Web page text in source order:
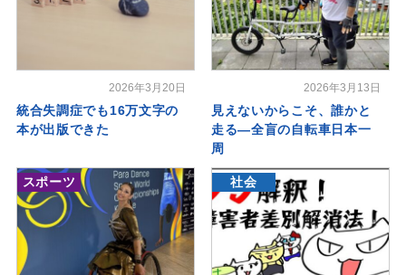
2026年3月20日
統合失調症でも16万文字の
本が出版できた
2026年3月13日
見えないからこそ、誰かと
走る―全盲の自転車日本一
周
スポーツ 社会